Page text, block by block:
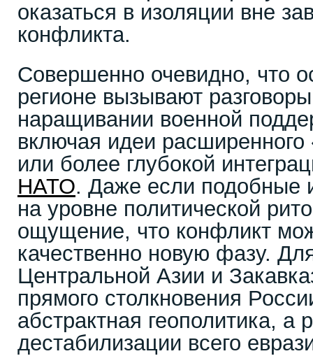
оказаться в изоляции вне
конфликта.
Совершенно очевидно, что
регионе вызывают
наращивании военной
включая идеи расширенного
или более глубокой
НАТО. Даже если подобные
на уровне политической
ощущение, что конфликт
качественно новую фазу.
Центральной Азии и
прямого столкновения
абстрактная геополитика, а
дестабилизации всего